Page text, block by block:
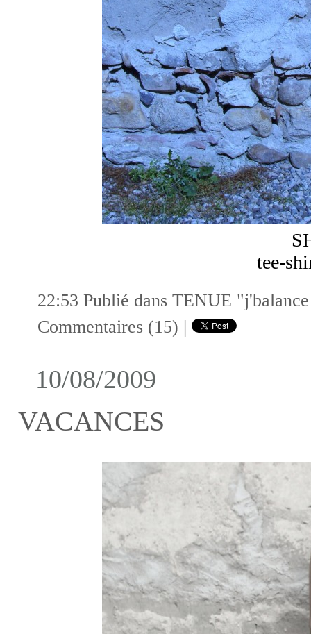
tee-
22:53 Publié dans TENUE
Commentaires (15) |
10/08/2009
VACANCES